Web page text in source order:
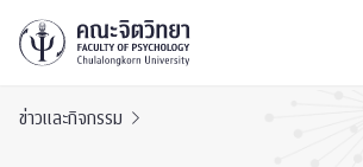
ข่าวและกิจกรรม